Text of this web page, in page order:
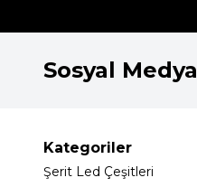
Sosyal Medya
Kategoriler
Şerit Led Çeşitleri